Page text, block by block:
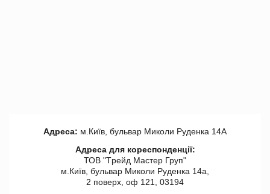
Адреса: м.Київ, бульвар Миколи Руденка 14А
Адреса для кореспонденції:
ТОВ "Tрейд Мастер Груп"
м.Київ, бульвар Миколи Руденка 14а,
2 поверх, оф 121, 03194